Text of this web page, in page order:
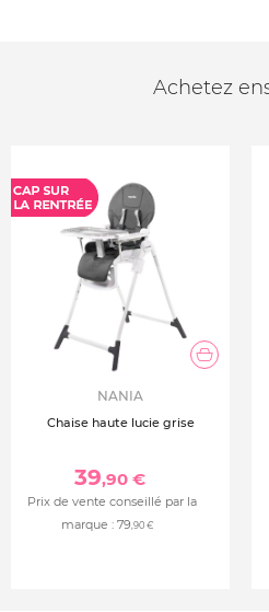
Achetez
NANIA
Chaise haute lucie grise
39,90 €
Prix de vente conseillé par la
marque : 79,90 €